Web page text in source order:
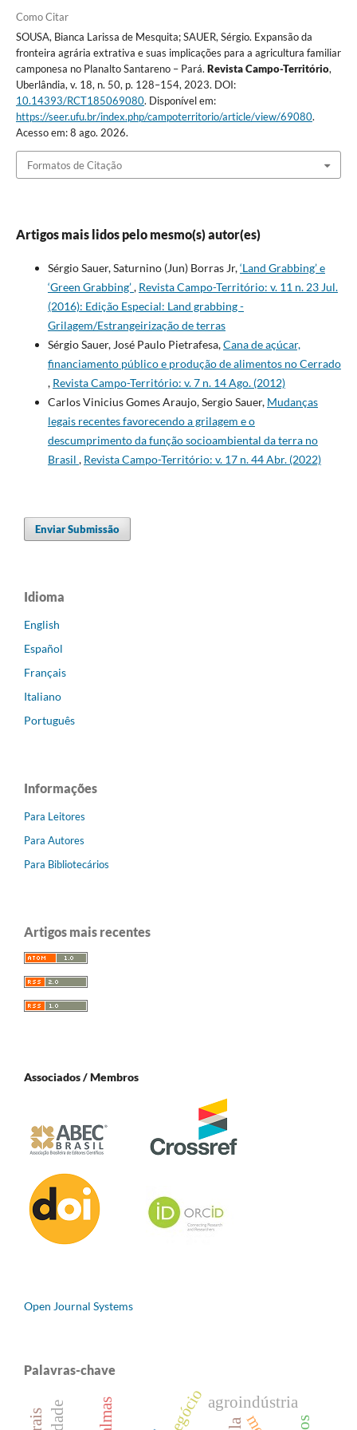
Como Citar
SOUSA, Bianca Larissa de Mesquita; SAUER, Sérgio. Expansão da
fronteira agrária extrativa e suas implicações para a agricultura familiar
camponesa no Planalto Santareno – Pará. Revista Campo-Território,
Uberlândia, v. 18, n. 50, p. 128–154, 2023. DOI:
10.14393/RCT185069080. Disponível em:
https://seer.ufu.br/index.php/campoterritorio/article/view/69080.
Acesso em: 8 ago. 2026.
Formatos de Citação
Artigos mais lidos pelo mesmo(s) autor(es)
Sérgio Sauer, Saturnino (Jun) Borras Jr,‘Land Grabbing’ e
‘Green Grabbing’, Revista Campo-Território: v. 11 n. 23 Jul.
(2016): Edição Especial: Land grabbing -
Grilagem/Estrangeirização de terras
Sérgio Sauer, José Paulo Pietrafesa,Cana de açúcar,
financiamento público e produção de alimentos no Cerrado
, Revista Campo-Território: v. 7 n. 14 Ago. (2012)
Carlos Vinicius Gomes Araujo, Sergio Sauer, Mudanças
legais recentes favorecendo a grilagem e o
descumprimento da função socioambiental da terra no
Brasil , Revista Campo-Território: v. 17 n. 44 Abr. (2022)
Enviar Submissão
Idioma
English
Español
Français
Italiano
Português
Informações
Para Leitores
Para Autores
Para Bibliotecários
Artigos mais recentes
Associados / Membros
Open Journal Systems
Palavras-chave
agroindústria